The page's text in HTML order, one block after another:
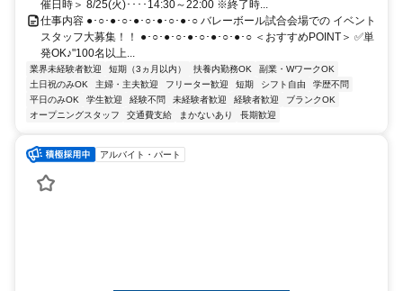
催日時＞ 8/25(火)････14:30～22:00 ※終了時...
仕事内容 ●･○･●･○･●･○･●･○･●･○ バレーボール試合会場での イベント
スタッフ大募集！！ ●･○･●･○･●･○･●･○･●･○ ＜おすすめPOINT＞ ✅単
発OK♪"100名以上...
業界未経験者歓迎 短期（3ヵ月以内） 扶養内勤務OK
副業・WワークOK
土日祝のみOK
主婦・主夫歓迎 フリーター歓迎 短期 シフト自由
学歴不問
平日のみOK
学生歓迎 経験不問 未経験者歓迎 経験者歓迎
ブランクOK
オープニングスタッフ
交通費支給 まかないあり 長期歓迎
アルバイト・パート